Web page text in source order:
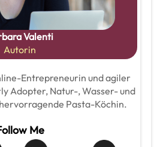
Valenti
Autorin
Entrepreneurin und agiler
Adopter, Natur-, Wasser- und
Pasta-Köchin.
Me